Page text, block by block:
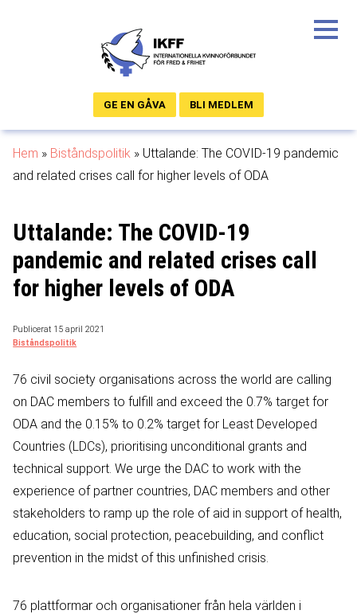
BLI MEDLEM
GE EN GÅVA
Hem » Biståndspolitik » Uttalande: The COVID-19 pandemic
and related crises call for higher levels of ODA
Uttalande: The COVID-19
pandemic and related crises call
for higher levels of ODA
Publicerat 15 april 2021
Biståndspolitik
76 civil society organisations across the world are calling
on DAC members to fulfill and exceed the 0.7% target for
ODA and the 0.15% to 0.2% target for Least Developed
Countries (LDCs), prioritising unconditional grants and
technical support. We urge the DAC to work with the
experience of partner countries, DAC members and other
stakeholders to ramp up the role of aid in support of health,
education, social protection, peacebuilding, and conflict
prevention in the midst of this unfinished crisis.
76 plattformar och organisationer från hela världen i